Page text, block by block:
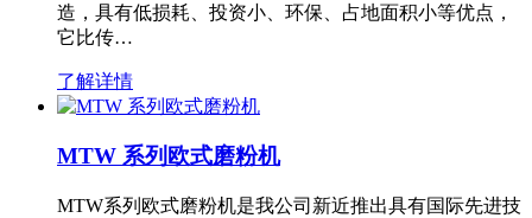
造，具有低损耗、投资小、环保、占地面积小等优点，
它比传…
了解详情
MTW 系列欧式磨粉机
MTW系列欧式磨粉机是我公司新近推出具有国际先进技